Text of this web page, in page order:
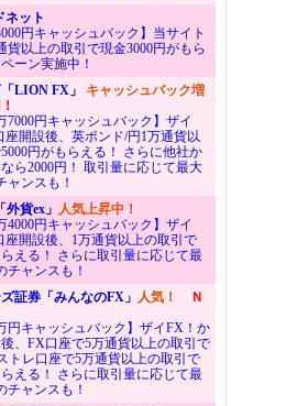
ネット
円キャッシュバック】当サイト
貨以上の取引で現金3000円がもら
ーン実施中！
LION FX」 キャッシュバック増
7000円キャッシュバック】ザイ
座開設後、英ポンド/円1万通貨以
円がもらえる！ さらに他社か
ら2000円！ 取引量に応じて最大
ャンスも！
貨ex」 人気上昇中！
4000円キャッシュバック】ザイ
座開設後、1万通貨以上の取引で
える！ さらに取引量に応じて最
チャンスも！
証券「みんなのFX」 人気！
Ｎ
円キャッシュバック】ザイFX！か
、FX口座で5万通貨以上の取引で
トレ口座で5万通貨以上の取引で
える！ さらに取引量に応じて最
チャンスも！